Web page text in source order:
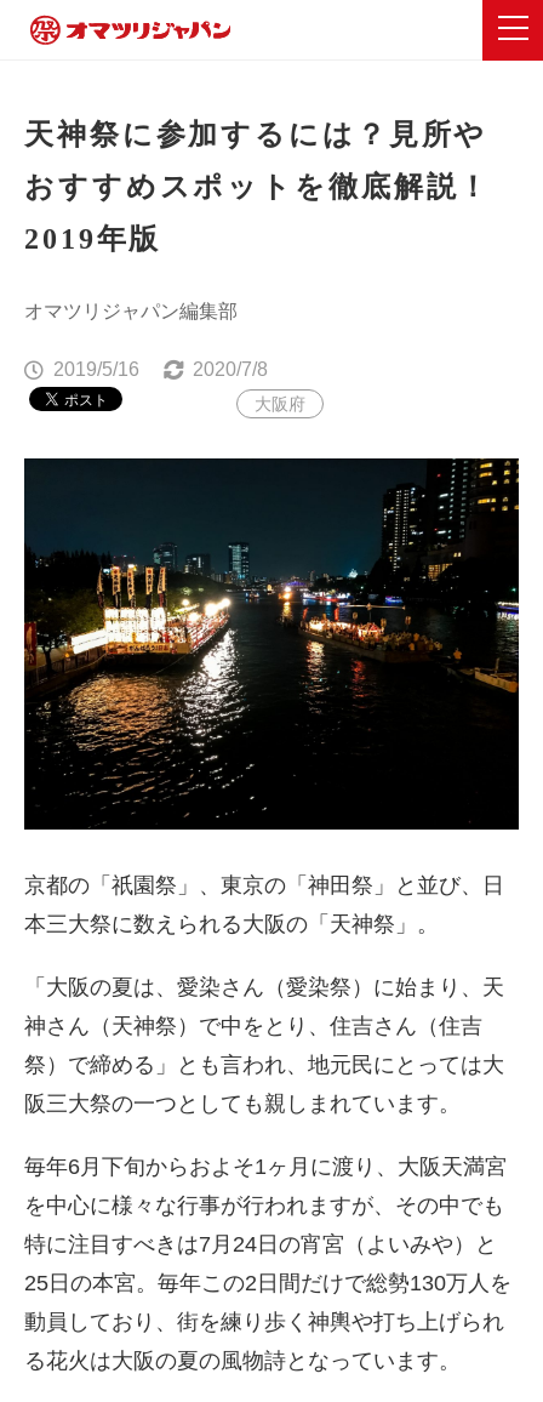
天神祭に参加するには？見所や
おすすめスポットを徹底解説！
2019年版
オマツリジャパン編集部
2019/5/16 2020/7/8
大阪府
京都の「祇園祭」、東京の「神田祭」と並び、日
本三大祭に数えられる大阪の「天神祭」。
「大阪の夏は、愛染さん（愛染祭）に始まり、天
神さん（天神祭）で中をとり、住吉さん（住吉
祭）で締める」とも言われ、地元民にとっては大
阪三大祭の一つとしても親しまれています。
毎年6月下旬からおよそ1ヶ月に渡り、大阪天満宮
を中心に様々な行事が行われますが、その中でも
特に注目すべきは7月24日の宵宮（よいみや）と
25日の本宮。毎年この2日間だけで総勢130万人を
動員しており、街を練り歩く神輿や打ち上げられ
る花火は大阪の夏の風物詩となっています。